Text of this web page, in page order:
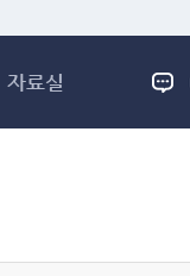
자료실